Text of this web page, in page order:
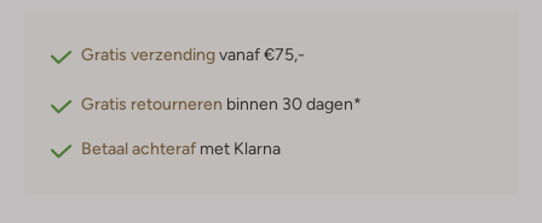
Gratis verzendingvanaf €75,-
Gratis retourneren binnen 30 dagen*
Betaal achteraf met Klarna